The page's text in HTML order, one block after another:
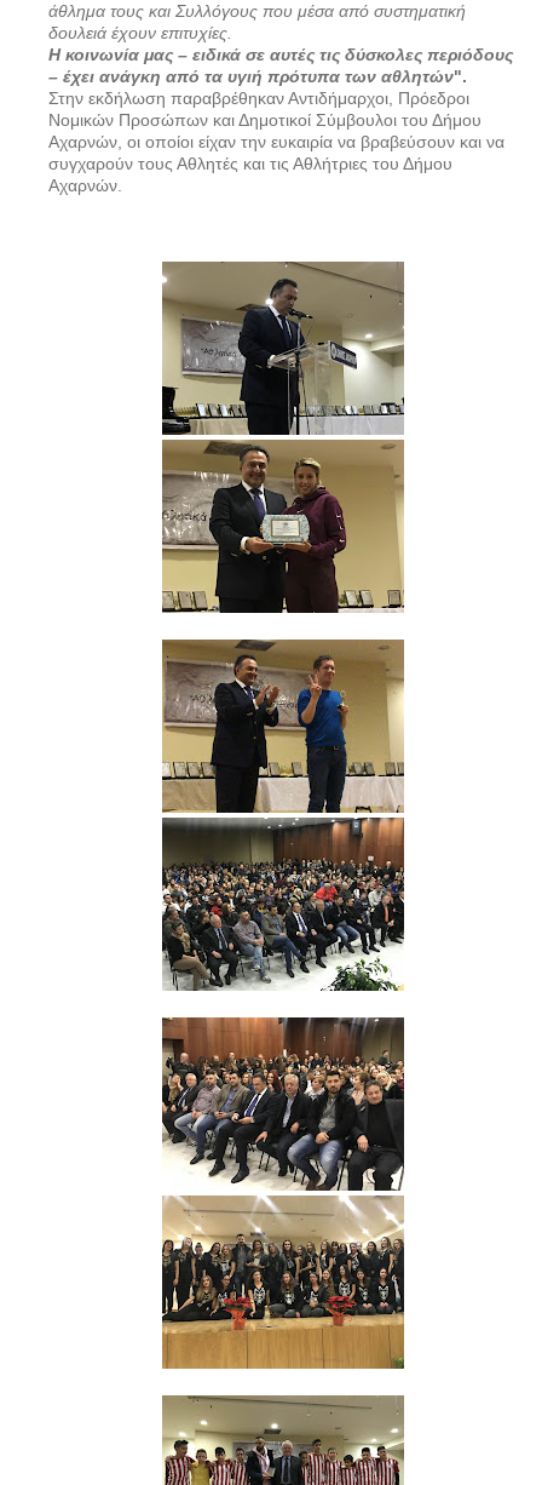
άθλημα τους και Συλλόγους που μέσα από συστηματική
δουλειά έχουν επιτυχίες.
Η κοινωνία μας – ειδικά σε αυτές τις δύσκολες περιόδους
– έχει ανάγκη από τα υγιή πρότυπα των αθλητών".
Στην εκδήλωση παραβρέθηκαν Αντιδήμαρχοι, Πρόεδροι
Νομικών Προσώπων και Δημοτικοί Σύμβουλοι του Δήμου
Αχαρνών, οι οποίοι είχαν την ευκαιρία να βραβεύσουν και να
συγχαρούν τους Αθλητές και τις Αθλήτριες του Δήμου
Αχαρνών.